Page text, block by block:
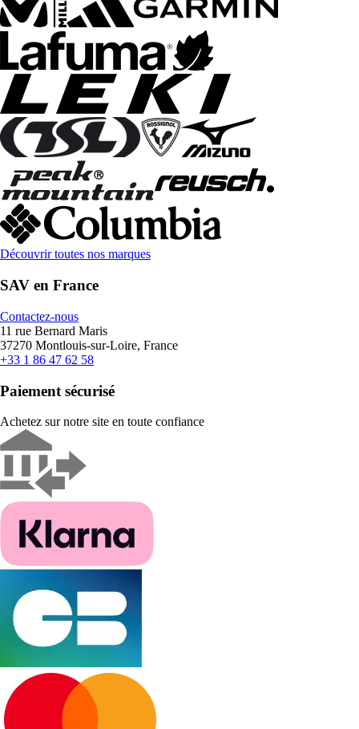
Découvrir toutes nos marques
SAV en France
Contactez-nous
11 rue Bernard Maris
37270 Montlouis-sur-Loire, France
+33 1 86 47 62 58
Paiement sécurisé
Achetez sur notre site en toute confiance